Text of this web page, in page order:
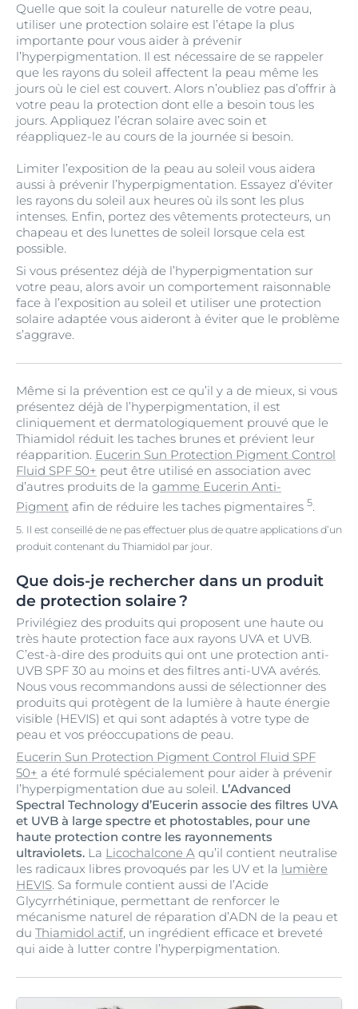
Quelle que soit la couleur naturelle de votre peau,
utiliser une protection solaire est l’étape la plus
importante pour vous aider à prévenir
l’hyperpigmentation. Il est nécessaire de se rappeler
que les rayons du soleil affectent la peau même les
jours où le ciel est couvert. Alors n’oubliez pas d’offrir à
votre peau la protection dont elle a besoin tous les
jours. Appliquez l’écran solaire avec soin et
réappliquez-le au cours de la journée si besoin.
Limiter l’exposition de la peau au soleil vous aidera
aussi à prévenir l’hyperpigmentation. Essayez d’éviter
les rayons du soleil aux heures où ils sont les plus
intenses. Enfin, portez des vêtements protecteurs, un
chapeau et des lunettes de soleil lorsque cela est
possible.
Si vous présentez déjà de l’hyperpigmentation sur
votre peau, alors avoir un comportement raisonnable
face à l’exposition au soleil et utiliser une protection
solaire adaptée vous aideront à éviter que le problème
s’aggrave.
Même si la prévention est ce qu’il y a de mieux, si vous
présentez déjà de l’hyperpigmentation, il est
cliniquement et dermatologiquement prouvé que le
Thiamidol réduit les taches brunes et prévient leur
réapparition. Eucerin Sun Protection Pigment Control
Fluid SPF 50+ peut être utilisé en association avec
d’autres produits de la gamme Eucerin Anti-
Pigment afin de réduire les taches pigmentaires 5.
5. Il est conseillé de ne pas effectuer plus de quatre applications d’un
produit contenant du Thiamidol par jour.
Que dois-je rechercher dans un produit
de protection solaire ?
Privilégiez des produits qui proposent une haute ou
très haute protection face aux rayons UVA et UVB.
C’est-à-dire des produits qui ont une protection anti-
UVB SPF 30 au moins et des filtres anti-UVA avérés.
Nous vous recommandons aussi de sélectionner des
produits qui protègent de la lumière à haute énergie
visible (HEVIS) et qui sont adaptés à votre type de
peau et vos préoccupations de peau.
Eucerin Sun Protection Pigment Control Fluid SPF
50+ a été formulé spécialement pour aider à prévenir
l’hyperpigmentation due au soleil. L’Advanced
Spectral Technology d’Eucerin associe des filtres UVA
et UVB à large spectre et photostables, pour une
haute protection contre les rayonnements
ultraviolets. La Licochalcone A qu’il contient neutralise
les radicaux libres provoqués par les UV et la lumière
HEVIS. Sa formule contient aussi de l’Acide
Glycyrrhétinique, permettant de renforcer le
mécanisme naturel de réparation d’ADN de la peau et
du Thiamidol actif, un ingrédient efficace et breveté
qui aide à lutter contre l’hyperpigmentation.